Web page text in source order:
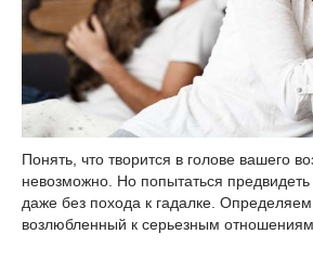
Понять, что творится в голове вашего
невозможно. Но попытаться
даже без похода к гадалке.
возлюбленный к серьезным